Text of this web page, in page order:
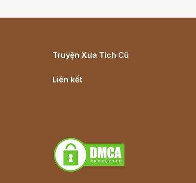
Truyện Xưa Tích Cũ
Liên kết